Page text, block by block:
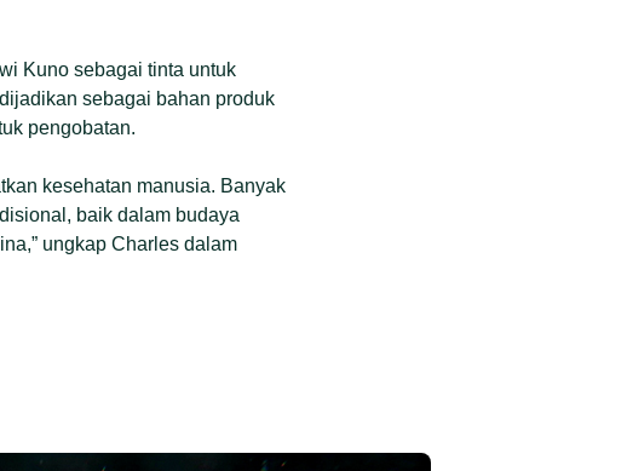
Kuno sebagai tinta untuk
sebagai bahan produk
pengobatan.
kesehatan manusia. Banyak
baik dalam budaya
ungkap Charles dalam